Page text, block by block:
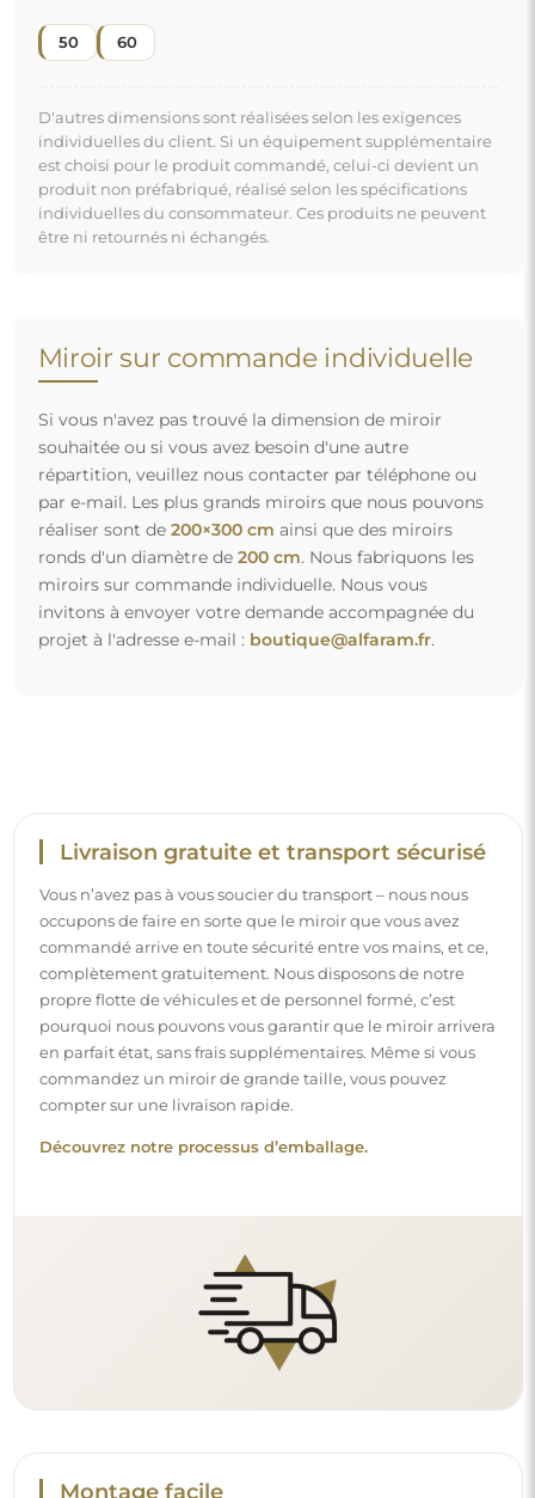
réaliser sont de
ronds d'un diamètre de
invitons à envoyer votre demande accompagnée du
projet à l'adresse e-mail :boutique@alfaram.fr.
Livraison gratuite et transport sécurisé
occupons de faire en sorte que le miroir que vous avez
commandé arrive en toute sécurité entre vos mains, et ce,
complètement gratuitement. Nous disposons de notre
propre flotte de véhicules et de personnel formé, c’est
pourquoi nous pouvons vous garantir que le miroir arrivera
en parfait état, sans frais supplémentaires. Même si vous
commandez un miroir de grande taille, vous pouvez
compter sur une livraison rapide.
Découvrez notre processus d’emballage.
Montage facile
Nous nous chargeons de la fabrication et de la livraison
des miroirs, tandis que l’installation est à votre
responsabilité. Étant donné les particularités de chaque
espace, nous ne proposons pas d’accessoires de montage
standards. Cela vous offre la liberté de sélectionner les